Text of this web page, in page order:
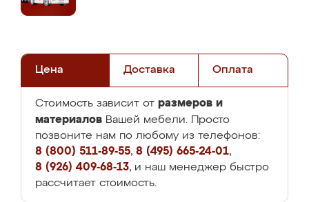
Цена Доставка Оплата
Стоимость зависит от размеров и
материалов Вашей мебели. Просто
позвоните нам по любому из телефонов:
8 (800) 511-89-55, 8 (495) 665-24-01,
8 (926) 409-68-13, и наш менеджер быстро
рассчитает стоимость.